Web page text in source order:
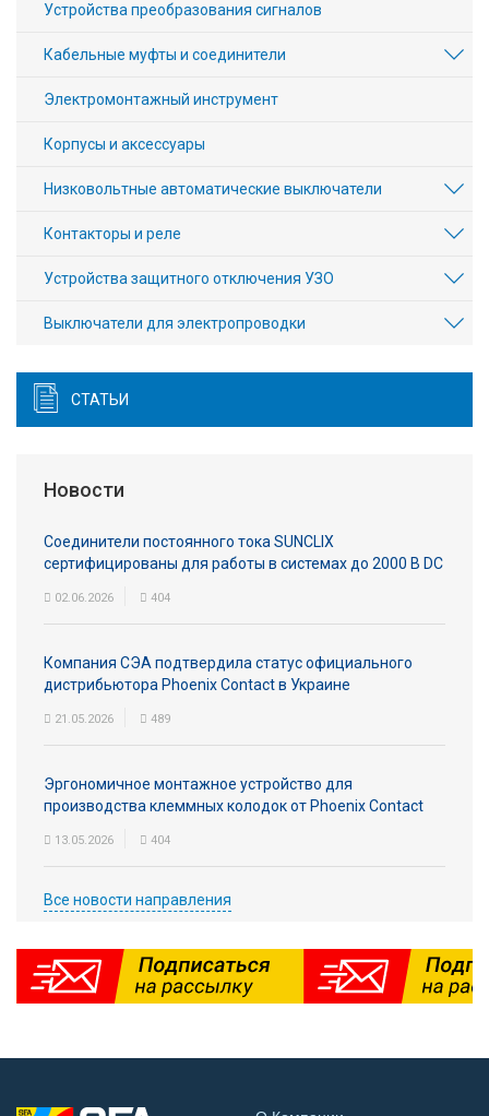
Устройства преобразования сигналов
Кабельные муфты и соединители
Электромонтажный инструмент
Корпусы и аксессуары
Низковольтные автоматические выключатели
Контакторы и реле
Устройства защитного отключения УЗО
Выключатели для электропроводки
СТАТЬИ
Новости
Соединители постоянного тока SUNCLIX
сертифицированы для работы в системах до 2000 В DC
02.06.2026 404
Компания СЭА подтвердила статус официального
дистрибьютора Phoenix Contact в Украине
21.05.2026 489
Эргономичное монтажное устройство для
производства клеммных колодок от Phoenix Contact
13.05.2026 404
Все новости направления